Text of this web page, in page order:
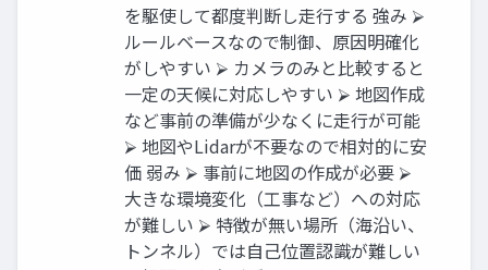
を駆使して都度判断し走行する 強み ⮚
ルールベースなので制御、原因明確化
がしやすい ⮚ カメラのみと比較すると
一定の天候に対応しやすい ⮚ 地図作成
など事前の準備が少なくに走行が可能
⮚ 地図やLidarが不要なので相対的に安
価 弱み ⮚ 事前に地図の作成が必要 ⮚
大きな環境変化（工事など）への対応
が難しい ⮚ 特徴が無い場所（海沿い、
トンネル）では自己位置認識が難しい